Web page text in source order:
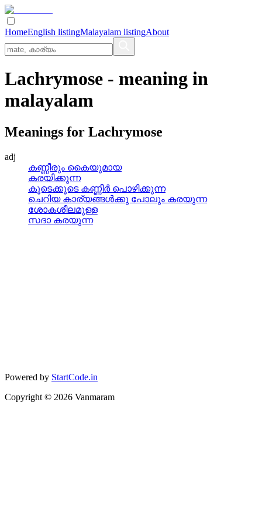
HomeEnglish listingMalayalam listingAbout
Lachrymose - meaning in
malayalam
Meanings for Lachrymose
adj
കണ്ണീരും കൈയുമായ
കരയിക്കുന്ന
കൂടെക്കൂടെ കണ്ണീര്‍ പൊഴിക്കുന്ന
ചെറിയ കാര്യങ്ങള്‍ക്കു പോലും കരയുന്ന
ശോകശീലമുള്ള
സദാ കരയുന്ന
Powered by StartCode.in
Copyright © 2026 Vanmaram